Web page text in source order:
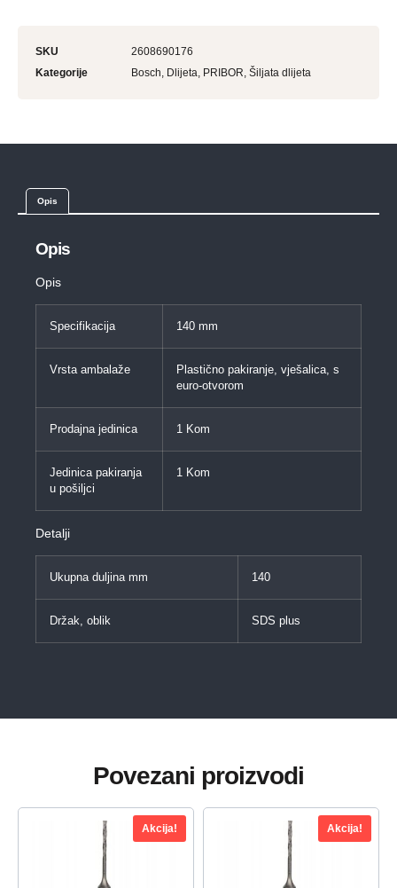
SKU
2608690176
Kategorije
Bosch Dlijeta PRIBOR Šiljata dlijeta
Opis
Opis
Opis
Specifikacija 140 mm
Vrsta ambalaže
Plastično pakiranje, vješalica, s
euro-otvorom
Prodajna jedinica 1 Kom
Jedinica pakiranja
u pošiljci
1 Kom
Detalji
Ukupna duljina mm 140
Držak, oblik SDS plus
Povezani proizvodi
Akcija! Akcija!